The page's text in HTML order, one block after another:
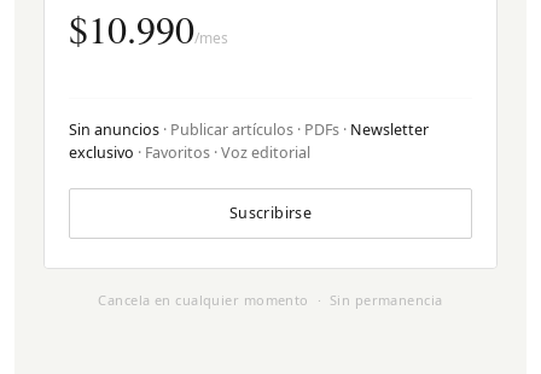
$10.990/mes
Sin anuncios · Publicar artículos · PDFs · Newsletter
exclusivo · Favoritos · Voz editorial
Suscribirse
Cancela en cualquier momento · Sin permanencia